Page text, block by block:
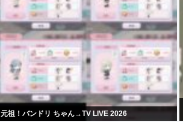
元祖！バンドリ ちゃん→TV LIVE 2026